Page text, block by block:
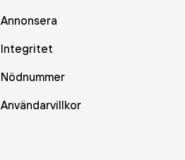
Annonsera
Integritet
Nödnummer
Användarvillkor